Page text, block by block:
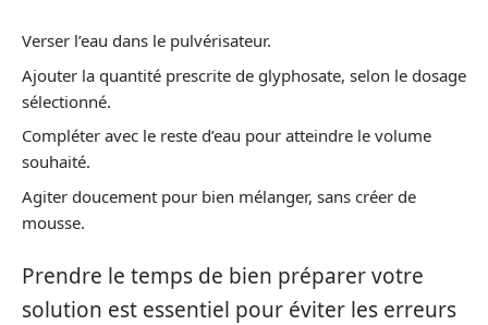
Verser l’eau dans le pulvérisateur.
Ajouter la quantité prescrite de glyphosate, selon le dosage
sélectionné.
Compléter avec le reste d’eau pour atteindre le volume
souhaité.
Agiter doucement pour bien mélanger, sans créer de
mousse.
Prendre le temps de bien préparer votre
solution est essentiel pour éviter les erreurs